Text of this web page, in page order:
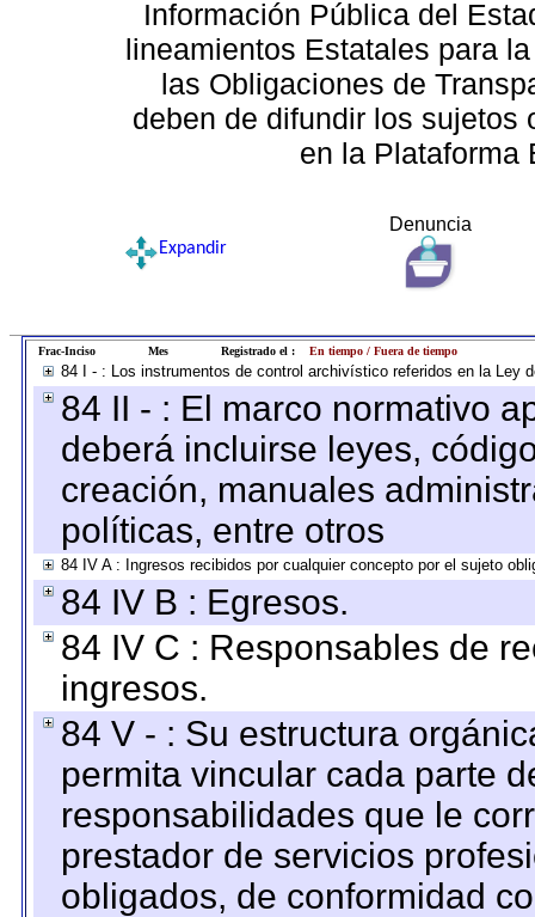
Información Pública del
lineamientos Estatales para
las Obligaciones de
deben de difundir los sujetos
en la Plataforma
Denuncia
Expandir
Frac-Inciso Mes Registrado el : En tiempo / Fuera de tiempo
84 I - : Los instrumentos de control archivístico referidos en la Ley
84 II - : El marco normativo
deberá incluirse leyes,
creación, manuales
políticas, entre otros
84 IV A : Ingresos recibidos por cualquier concepto por el sujeto
84 IV B : Egresos.
84 IV C : Responsables de
ingresos.
84 V - : Su estructura
permita vincular cada parte
responsabilidades que le
prestador de servicios
obligados, de conformidad